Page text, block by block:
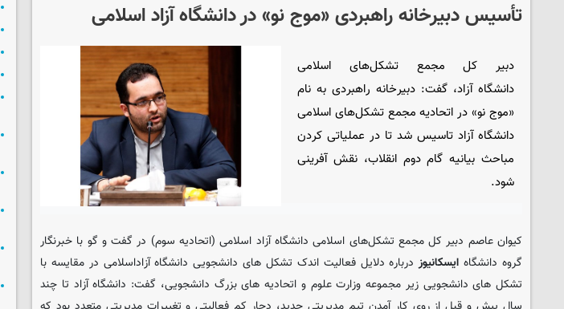
تأسیس دبیرخانه راهبردی «موج نو» در دانشگاه آزاد اسلامی
دبیر کل مجمع تشکل‌های اسلامی
دانشگاه آزاد، گفت: دبیرخانه راهبردی به نام
«موج نو» در اتحادیه مجمع تشکل‌های اسلامی
دانشگاه آزاد تاسیس شد تا در عملیاتی کردن
مباحث بیانیه گام دوم انقلاب، نقش آفرینی
شود.
کیوان عاصم دبیر کل مجمع تشکل‌های اسلامی دانشگاه آزاد اسلامی (اتحادیه سوم) در گفت و گو با خبرنگار
گروه دانشگاه ایسکانیوز درباره دلایل فعالیت اندک تشکل های دانشجویی دانشگاه آزاداسلامی در مقایسه با
تشکل های دانشجویی زیر مجموعه وزارت علوم و اتحادیه های بزرگ دانشجویی، گفت: دانشگاه آزاد تا چند